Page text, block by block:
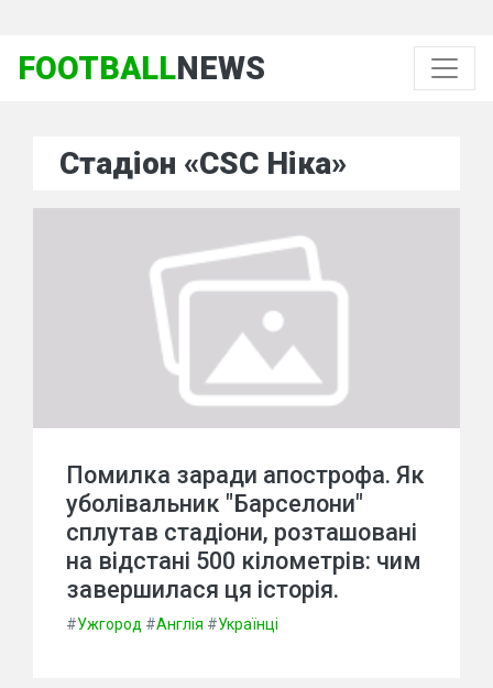
FOOTBALLNEWS
Стадіон «CSC Ніка»
Помилка заради апострофа. Як
уболівальник "Барселони"
сплутав стадіони, розташовані
на відстані 500 кілометрів: чим
завершилася ця історія.
#Ужгород #Англія #Українці